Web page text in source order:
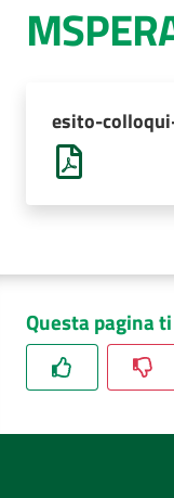
esito-
Questa pagina